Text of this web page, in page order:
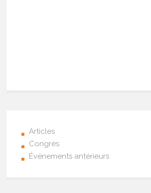
Articles
Congrès
Événements antérieurs